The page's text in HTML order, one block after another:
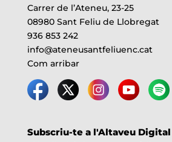
Carrer de l’Ateneu, 23-25
08980 Sant Feliu de Llobregat
936 853 242
info@ateneusantfeliuenc.cat
Com arribar
Subscriu-te a l'Altaveu Digital